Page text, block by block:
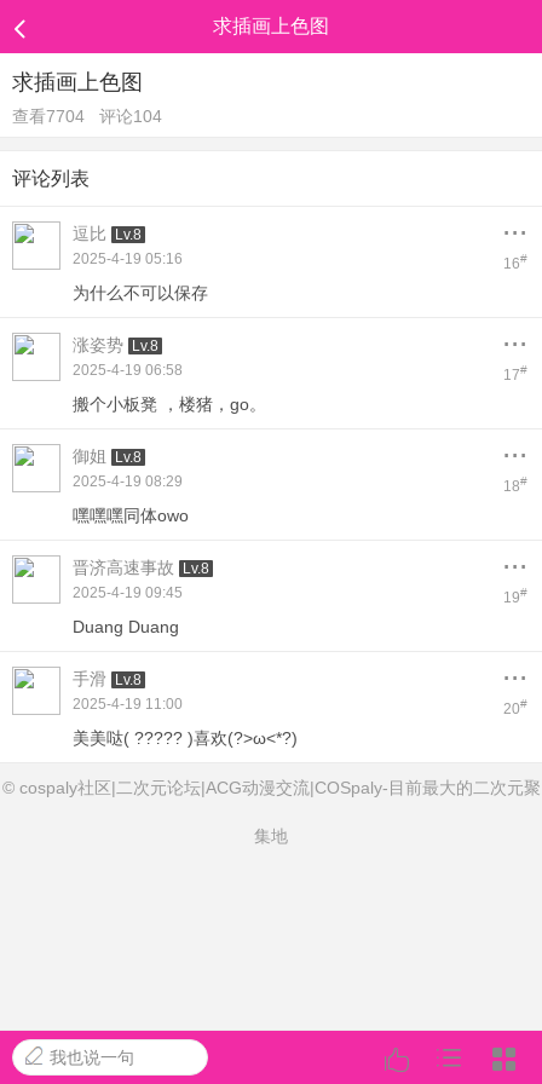
求插画上色图
求插画上色图
查看7704 评论104
评论列表
逗比 Lv.8 ...
2025-4-19 05:16 16#
为什么不可以保存
涨姿势 Lv.8 ...
2025-4-19 06:58 17#
搬个小板凳 ，楼猪，go。
御姐 Lv.8 ...
2025-4-19 08:29 18#
嘿嘿嘿同体owo
晋济高速事故 Lv.8 ...
2025-4-19 09:45 19#
Duang Duang
手滑 Lv.8 ...
2025-4-19 11:00 20#
美美哒( ????? )喜欢(?>ω<*?)
我也说一句
© cospaly社区|二次元论坛|ACG动漫交流|COSpaly-目前最大的二次元聚
集地